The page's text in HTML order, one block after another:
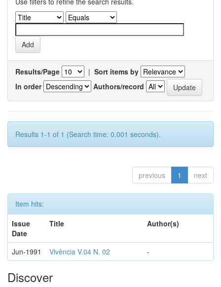
Results/Page | Sort items by
In order
Authors/record
Results 1-1 of 1 (Search time: 0.001 seconds).
previous 1 next
Item hits:
Issue
Date
Title Author(s)
Jun-1991 Vivência V.04 N. 02 -
Discover